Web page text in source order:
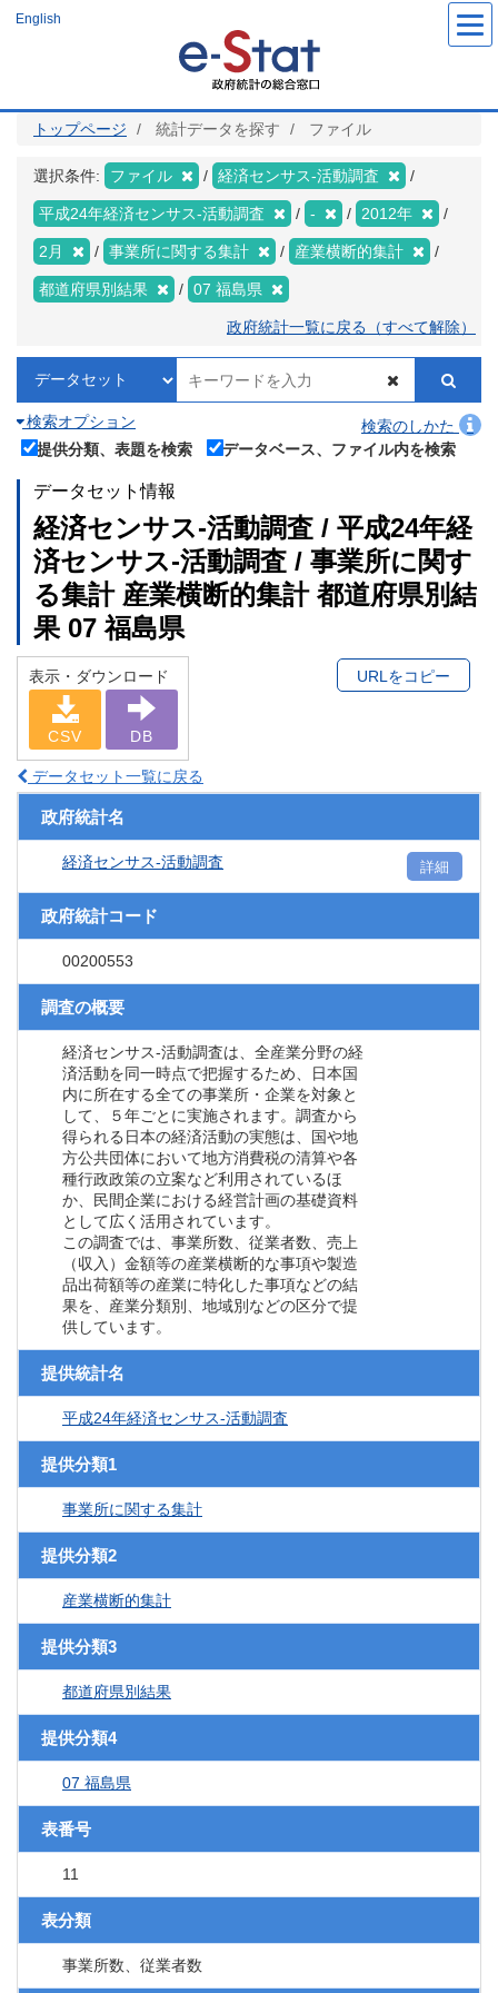
ツ
English
トップページ 統計データを探す ファイル
選択条件: ファイル 経済センサス‐活動調査
平成24年経済センサス‐活動調査 - 2012年
2月 事業所に関する集計 産業横断的集計
都道府県別結果 07 福島県
政府統計一覧に戻る（すべて解除）
検索オプション
検索のしかた
提供分類、表題を検索
データベース、ファイル内を検索
データセット情報
経済センサス‐活動調査 / 平成24年経
済センサス‐活動調査 / 事業所に関す
る集計 産業横断的集計 都道府県別結
果 07 福島県
表示・ダウンロード
CSV DB
URLをコピー
データセット一覧に戻る
政府統計名
経済センサス‐活動調査 詳細
政府統計コード
00200553
調査の概要
経済センサス‐活動調査は、全産業分野の経
済活動を同一時点で把握するため、日本国
内に所在する全ての事業所・企業を対象と
して、５年ごとに実施されます。調査から
得られる日本の経済活動の実態は、国や地
方公共団体において地方消費税の清算や各
種行政政策の立案など利用されているほ
か、民間企業における経営計画の基礎資料
として広く活用されています。
この調査では、事業所数、従業者数、売上
（収入）金額等の産業横断的な事項や製造
品出荷額等の産業に特化した事項などの結
果を、産業分類別、地域別などの区分で提
供しています。
提供統計名
平成24年経済センサス‐活動調査
提供分類1
事業所に関する集計
提供分類2
産業横断的集計
提供分類3
都道府県別結果
提供分類4
07 福島県
表番号
11
表分類
事業所数、従業者数